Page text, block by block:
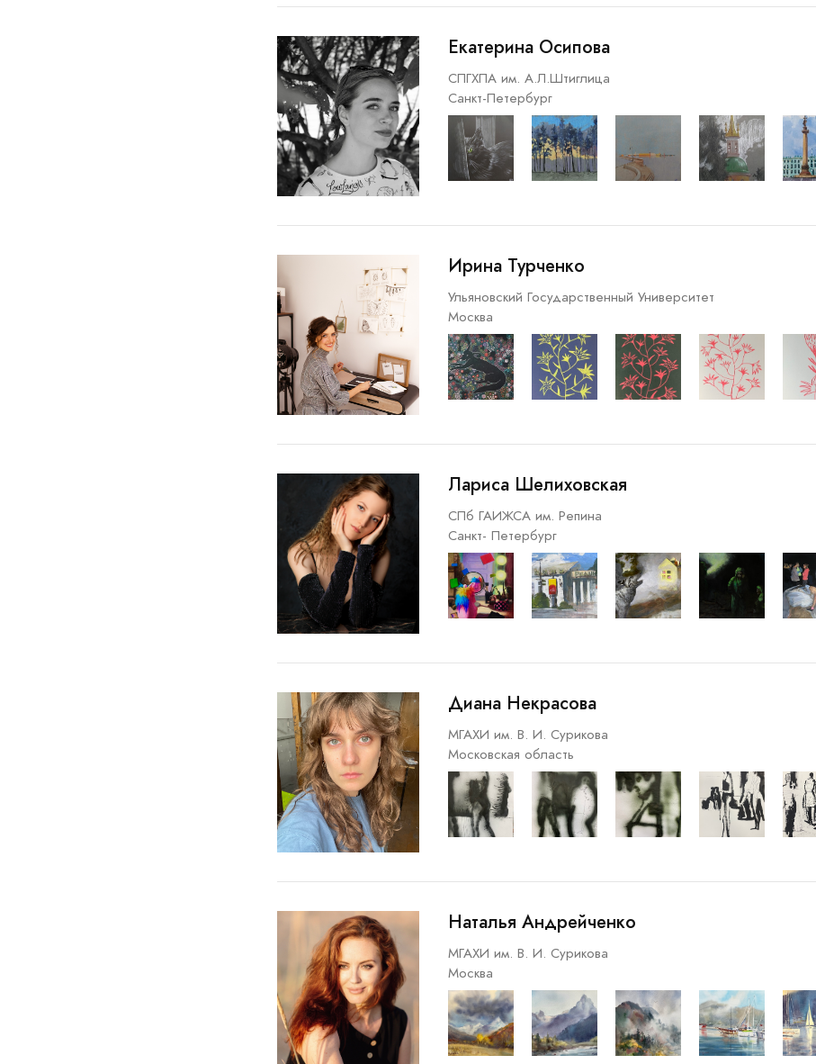
Екатерина Осипова
СПГХПА им. А.Л.Штиглица
Санкт-Петербург
Ирина Турченко
Ульяновский Государственный Университет
Москва
Лариса Шелиховская
СПб ГАИЖСА им. Репина
Санкт- Петербург
Диана Некрасова
МГАХИ им. В. И. Сурикова
Московская область
Наталья Андрейченко
МГАХИ им. В. И. Сурикова
Москва